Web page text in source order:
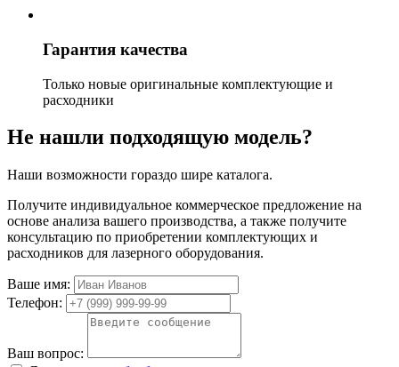
Гарантия качества
Только новые оригинальные комплектующие и
расходники
Не нашли подходящую модель?
Наши возможности гораздо шире каталога.
Получите индивидуальное коммерческое предложение на
основе анализа вашего производства, а также получите
консультацию по приобретении комплектующих и
расходников для лазерного оборудования.
Ваше имя:
Телефон:
Ваш вопрос: